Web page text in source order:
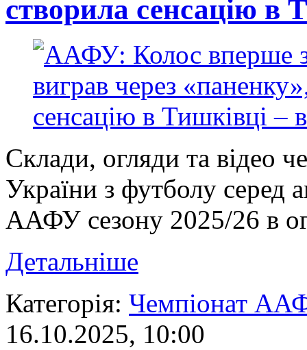
створила сенсацію в
Склади, огляди та відео
України з футболу серед
ААФУ сезону 2025/26 в
Детальніше
Категорія: Чемпіонат
16.10.2025, 10:00